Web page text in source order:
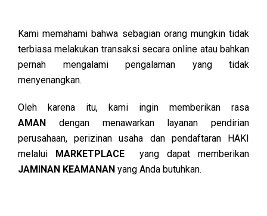
Kami memahami bahwa sebagian orang mungkin tidak
terbiasa melakukan transaksi secara online atau bahkan
pernah mengalami pengalaman yang tidak
menyenangkan.
Oleh karena itu, kami ingin memberikan rasa
AMAN dengan menawarkan layanan pendirian
perusahaan, perizinan usaha dan pendaftaran HAKI
melalui
MARKETPLACEyang dapat memberikan
JAMINAN KEAMANAN yang Anda butuhkan.